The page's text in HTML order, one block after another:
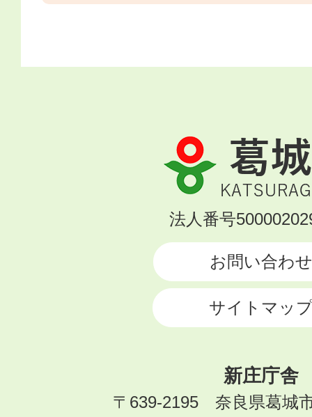
葛
城
市
KATSURAGI
法人番号
お問い合わせ
サイトマッ
新庄庁舎
〒639-2195 奈良県葛城